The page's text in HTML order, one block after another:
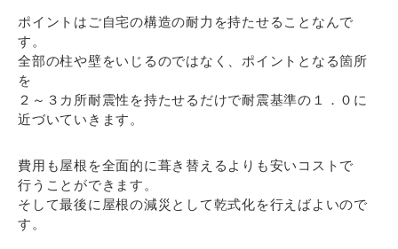
ポイントはご自宅の構造の耐力を持たせることなんで
す。
全部の柱や壁をいじるのではなく、ポイントとなる箇所
を
２～３カ所耐震性を持たせるだけで耐震基準の１．０に
近づいていきます。
費用も屋根を全面的に葺き替えるよりも安いコストで
行うことができます。
そして最後に屋根の減災として乾式化を行えばよいので
す。